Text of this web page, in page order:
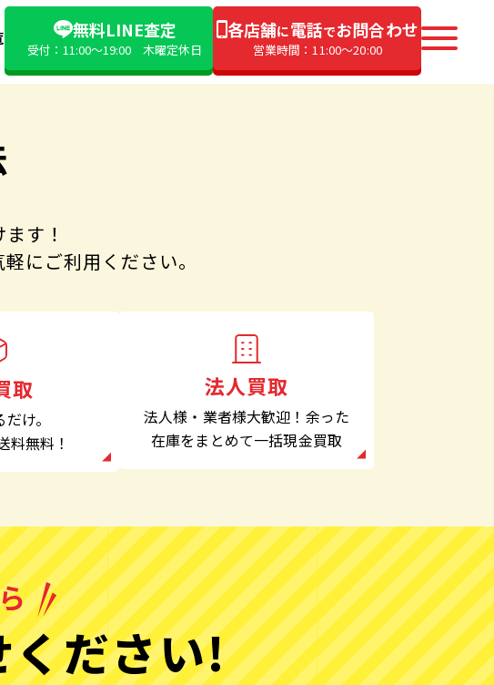
無料LINE査定
受付：11:00〜19:00 木曜定休日
各店舗に電話でお問合わせ
営業時間：11:00〜20:00
す！
にご利用ください。
取
け。
料無料！
法人買取
法人様・業者様大歓迎！余った
在庫をまとめて一括現金買取
ください!